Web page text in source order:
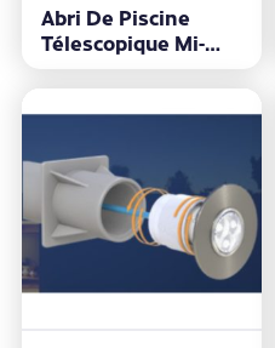
Abri De Piscine
Télescopique Mi-
Haut